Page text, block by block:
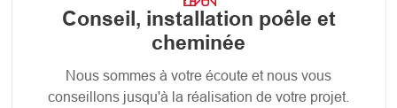
Conseil, installation poêle et
cheminée
Nous sommes à votre écoute et nous vous
conseillons jusqu'à la réalisation de votre projet.